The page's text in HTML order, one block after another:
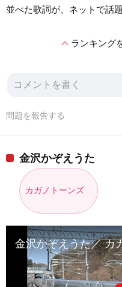
並べた歌詞が、ネットで話
expand_lessランキング
問題を報告する
金沢かぞえうた
カガノトーンズ
金沢かぞえうた／ カ